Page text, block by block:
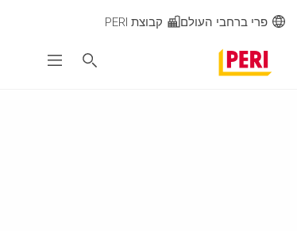
פרי ברחבי העולם קבוצת PERI